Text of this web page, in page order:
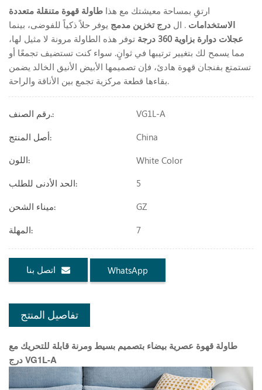
ارتقِ بمساحة معيشتك مع هذا طاولة قهوة متنقلة متعددة
الاستخدامات . ال درج تخزين مدمج يوفر حلاً ذكياً للفوضى، بينما
عجلات دوارة بزاوية 360 درجة
توفر هذه الطاولة مرونة لا مثيل لها،
مما يسمح لك بتغيير ترتيبها في ثوانٍ. سواء كنت تستضيف تجمعًا أو
تستمتع بفنجان قهوة هادئ، فإن تصميمها الأبيض الأنيق الخالد يضمن
بقاءها قطعة مركزية تجمع بين الأناقة والراحة.
رقم الصنف.: VG1L-A
أصل المنتج: China
اللون: White Color
الحد الأدنى للطلب: 5
ميناء الشحن: GZ
المهلة: 7
اتصل بنا WhatsApp
تفاصيل المنتج
طاولة قهوة عصرية بيضاء بتصميم بسيط ومرنة قابلة للتحريك مع
درج VG1L-A